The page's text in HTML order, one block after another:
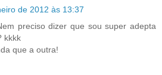
de 2012 às 13:37
preciso dizer que sou super adepta
kkkk
que a outra!